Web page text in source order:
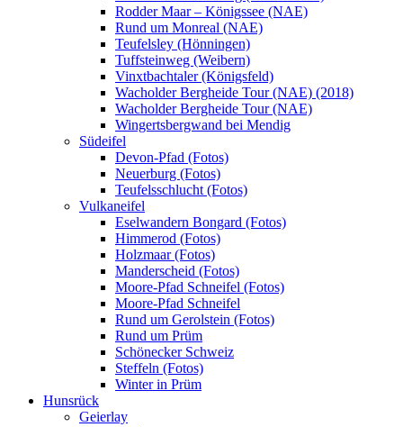
Rodder Maar – Königssee (NAE)
Rund um Monreal (NAE)
Teufelsley (Hönningen)
Tuffsteinweg (Weibern)
Vinxtbachtaler (Königsfeld)
Wacholder Bergheide Tour (NAE) (2018)
Wacholder Bergheide Tour (NAE)
Wingertsbergwand bei Mendig
Südeifel
Devon-Pfad (Fotos)
Neuerburg (Fotos)
Teufelsschlucht (Fotos)
Vulkaneifel
Eselwandern Bongard (Fotos)
Himmerod (Fotos)
Holzmaar (Fotos)
Manderscheid (Fotos)
Moore-Pfad Schneifel (Fotos)
Moore-Pfad Schneifel
Rund um Gerolstein (Fotos)
Rund um Prüm
Schönecker Schweiz
Steffeln (Fotos)
Winter in Prüm
Hunsrück
Geierlay